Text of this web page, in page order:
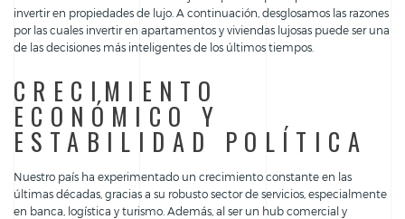
invertir en propiedades de lujo. A continuación, desglosamos las razones
por las cuales invertir en apartamentos y viviendas lujosas puede ser una
de las decisiones más inteligentes de los últimos tiempos.
CRECIMIENTO
ECONÓMICO Y
ESTABILIDAD POLÍTICA
Nuestro país ha experimentado un crecimiento constante en las
últimas décadas, gracias a su robusto sector de servicios, especialmente
en banca, logística y turismo. Además, al ser un hub comercial y